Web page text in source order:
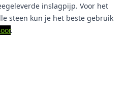
inslagpijp. Voor het
steen kun je het beste gebruik
.